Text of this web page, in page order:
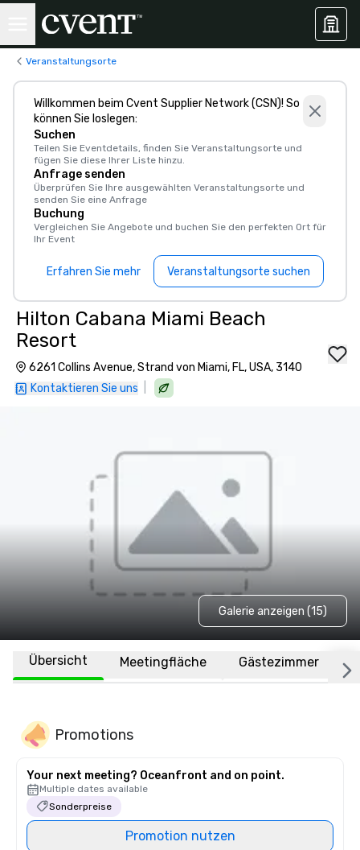
Veranstaltungsorte
Willkommen beim Cvent Supplier Network (CSN)! So
können Sie loslegen:
Suchen
Teilen Sie Eventdetails, finden Sie Veranstaltungsorte und
fügen Sie diese Ihrer Liste hinzu.
Anfrage senden
Überprüfen Sie Ihre ausgewählten Veranstaltungsorte und
senden Sie eine Anfrage
Buchung
Vergleichen Sie Angebote und buchen Sie den perfekten Ort für
Ihr Event
Erfahren Sie mehr Veranstaltungsorte suchen
Hilton Cabana Miami Beach
Resort
6261 Collins Avenue, Strand von Miami, FL, USA, 3140
Kontaktieren Sie uns
Galerie anzeigen (15)
Übersicht Meetingfläche Gästezimmer
Promotions
Your next meeting? Oceanfront and on point.
Multiple dates available
Sonderpreise
Promotion nutzen